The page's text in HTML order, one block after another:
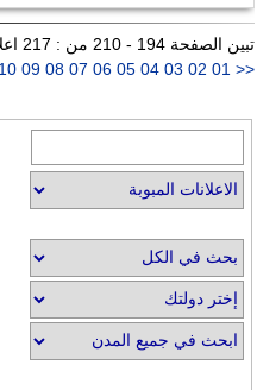
تبين الصفحة 194 - 210 من : 217 اعلان
<<
02
03
04
05
06
07
08
09
10